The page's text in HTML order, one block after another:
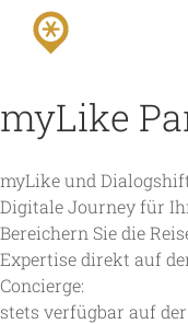
myLike
myLike und
Digitale Journey für
Bereichern Sie die
Expertise direkt auf
Concierge:
stets verfügbar auf